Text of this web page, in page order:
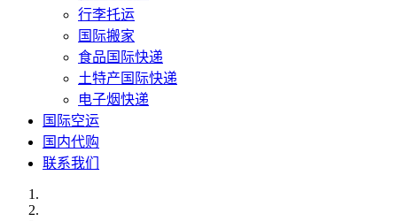
行李托运
国际搬家
食品国际快递
土特产国际快递
电子烟快递
国际空运
国内代购
联系我们